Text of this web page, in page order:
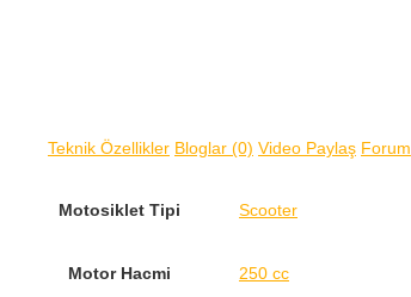
Teknik Özellikler Bloglar (0) Video Paylaş Forum
Motosiklet Tipi Scooter
Motor Hacmi 250 cc